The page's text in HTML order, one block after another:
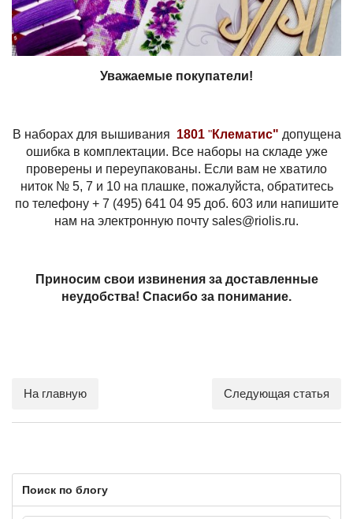
Уважаемые покупатели!
В наборах для вышивания 1801"Клематис" допущена
ошибка в комплектации. Все наборы на складе уже
проверены и переупакованы. Если вам не хватило
ниток № 5, 7 и 10 на плашке, пожалуйста, обратитесь
по телефону + 7 (495) 641 04 95 доб. 603 или напишите
нам на электронную почту sales@riolis.ru.
Приносим свои извинения за доставленные
неудобства! Спасибо за понимание.
На главную Следующая статья
Поиск по блогу